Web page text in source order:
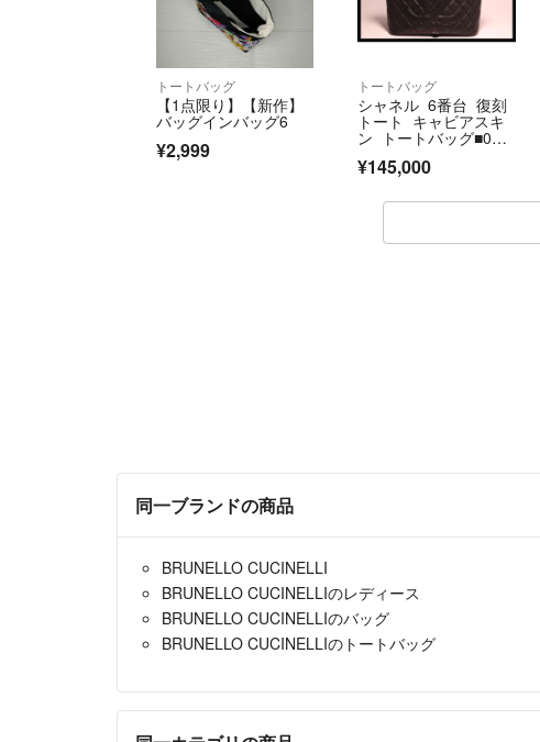
トートバッグ
【1点限り】【新作】
バッグインバッグ6
¥2,999
トートバッグ
シャネル 6番台 復刻
トート キャビアスキ
ン トートバッグ■072
¥145,000
同一ブランドの商品
BRUNELLO CUCINELLI
BRUNELLO CUCINELLIのレディース
BRUNELLO CUCINELLIのバッグ
BRUNELLO CUCINELLIのトートバッグ